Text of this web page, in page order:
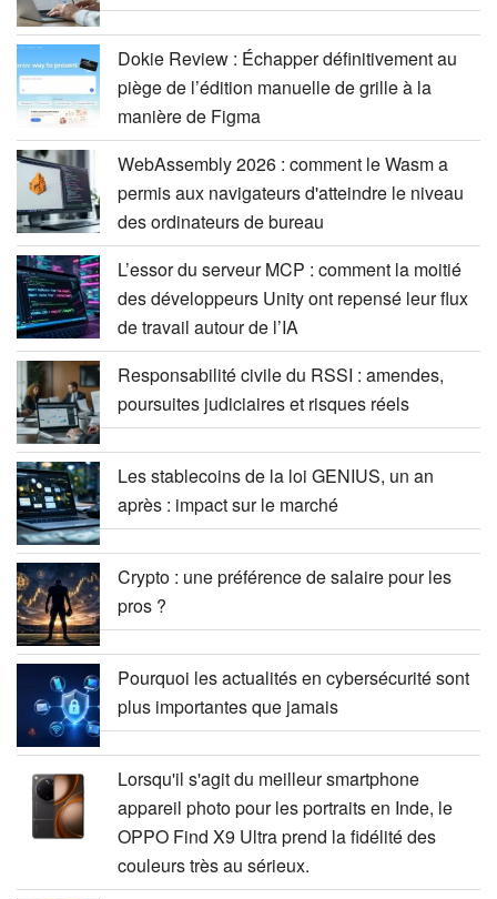
Dokie Review : Échapper définitivement au
piège de l’édition manuelle de grille à la
manière de Figma
WebAssembly 2026 : comment le Wasm a
permis aux navigateurs d'atteindre le niveau
des ordinateurs de bureau
L’essor du serveur MCP : comment la moitié
des développeurs Unity ont repensé leur flux
de travail autour de l’IA
Responsabilité civile du RSSI : amendes,
poursuites judiciaires et risques réels
Les stablecoins de la loi GENIUS, un an
après : impact sur le marché
Crypto : une préférence de salaire pour les
pros ?
Pourquoi les actualités en cybersécurité sont
plus importantes que jamais
Lorsqu'il s'agit du meilleur smartphone
appareil photo pour les portraits en Inde, le
OPPO Find X9 Ultra prend la fidélité des
couleurs très au sérieux.